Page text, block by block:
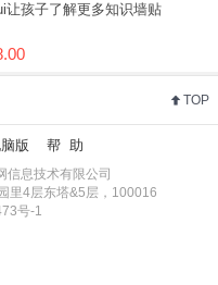
让孩子了解更多知识墙贴
TOP
版 帮 助
息技术有限公司
里4层东塔&5层，100016
号-1